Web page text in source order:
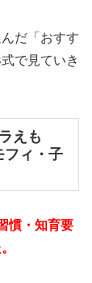
だ「おすす
で見ていき
えも
フィ・子
慣・知育要